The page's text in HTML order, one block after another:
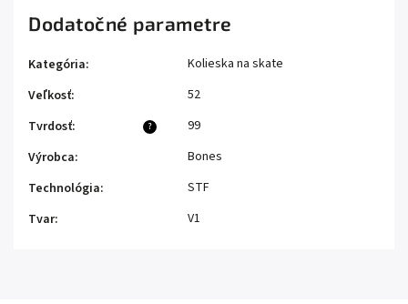
Dodatočné parametre
Kategória:
Kolieska na skate
Veľkosť: 52
?
Tvrdosť:
99
Výrobca:
Bones
Technológia:
STF
Tvar: V1